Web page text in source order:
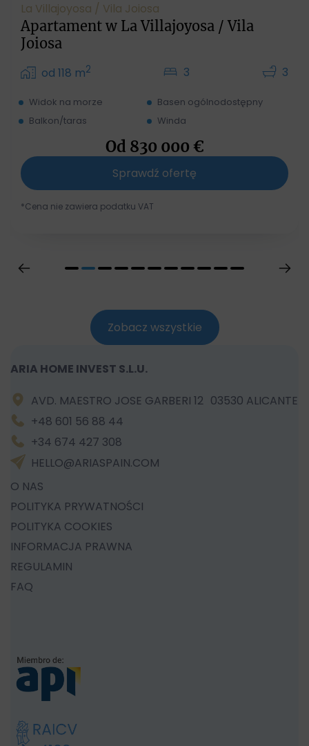
La Villajoyosa / Vila Joiosa
Apartament w La Villajoyosa / Vila
Joiosa
od 118 m2 3 3
Widok na morze
Basen ogólnodostępny
Balkon/taras
Winda
Od 830 000 €
Sprawdź ofertę
*Cena nie zawiera podatku VAT
Zobacz wszystkie
ARIA HOME INVEST S.L.U.
AVD. MAESTRO JOSE GARBERI 12 03530 ALICANTE
+48 601 56 88 44
+34 674 427 308
HELLO@ARIASPAIN.COM
O NAS
POLITYKA PRYWATNOŚCI
POLITYKA COOKIES
INFORMACJA PRAWNA
REGULAMIN
FAQ